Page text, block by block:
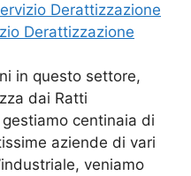
Derattizzazione
Derattizzazione
in questo settore,
dai Ratti
centinaia di
aziende di vari
veniamo